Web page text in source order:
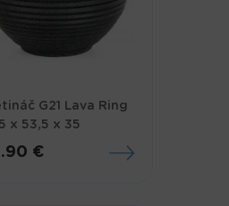
G21 Lava Ring
x 53,5 x 35
€